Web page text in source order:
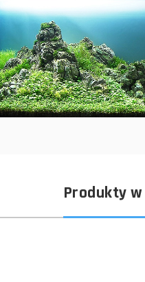
Produkty